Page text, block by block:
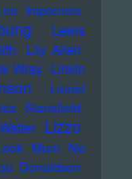
Impremes
Lewis
Lily Allen
Wray Linkin
Lionel
Stansfield
Lizzo
Mum No
Donaldson